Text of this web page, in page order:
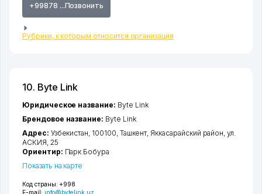
+99878 ...Позвонить
Рубрики, к которым относится организация
10. Byte Link
Код страны: +998
E-mail: info@bytelink.uz
Юридическое название: Byte Link
Брендовое название: Byte Link
Адрес: Узбекистан, 100100, Ташкент Яккасарайский район ,ул.
АСКИЯ , 25
Ориентир: Парк Бобура
Показать на карте